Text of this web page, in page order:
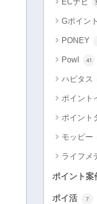
ECナビ
Gポイント
PONEY
Powl 41
ハピタス
ポイント
ポイント
モッピー
ライフメ
ポイント案
ポイ活 7